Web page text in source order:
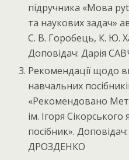
підручника «Мова
та наукових задач»
С. В. Горобець, К. Ю.
Доповідач: Дарія
Рекомендації щодо
навчальних
«Рекомендовано
ім. Ігоря
посібник».
ДРОЗДЕНКО